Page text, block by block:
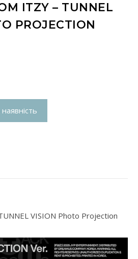
ITZY – TUNNEL
PROJECTION
VISION Photo Projection